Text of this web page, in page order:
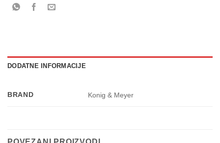
DODATNE INFORMACIJE
BRAND Konig & Meyer